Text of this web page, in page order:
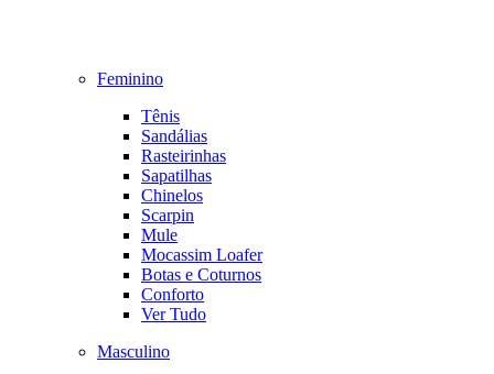
Feminino
Tênis
Sandálias
Rasteirinhas
Sapatilhas
Chinelos
Scarpin
Mule
Mocassim Loafer
Botas e Coturnos
Conforto
Ver Tudo
Masculino